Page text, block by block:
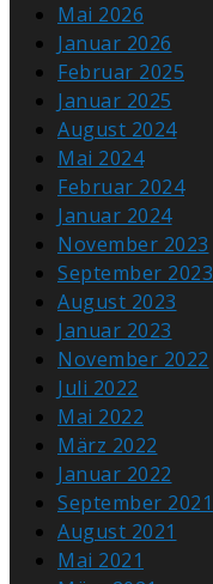
Mai 2026
Januar 2026
Februar 2025
Januar 2025
August 2024
Mai 2024
Februar 2024
Januar 2024
November 2023
September 2023
August 2023
Januar 2023
November 2022
Juli 2022
Mai 2022
März 2022
Januar 2022
September 2021
August 2021
Mai 2021